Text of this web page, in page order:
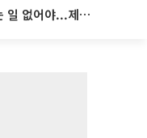
李대통령 “청년이 결혼 망설이는 일 없어야...제도상 불이익 조사”